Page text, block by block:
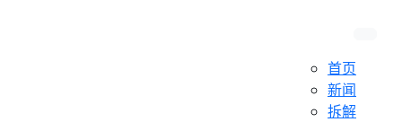
首页
新闻
拆解